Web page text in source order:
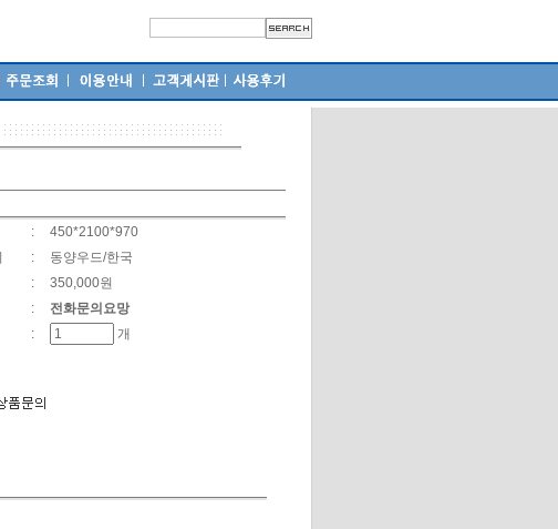
:
450*2100*970
:
동양우드/한국
:
350,000원
:
전화문의요망
: 개